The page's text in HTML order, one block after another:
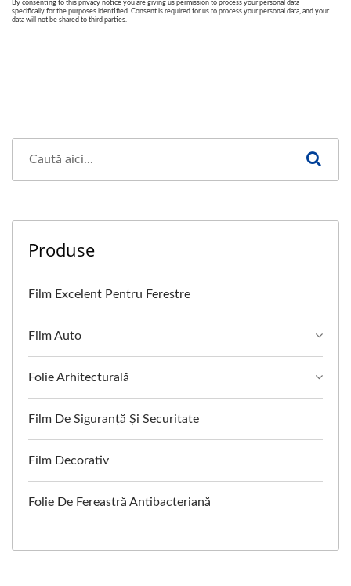
Produse
Film Excelent Pentru Ferestre
Film Auto
Folie Arhitecturală
Film De Siguranță Și Securitate
Film Decorativ
Folie De Fereastră Antibacteriană